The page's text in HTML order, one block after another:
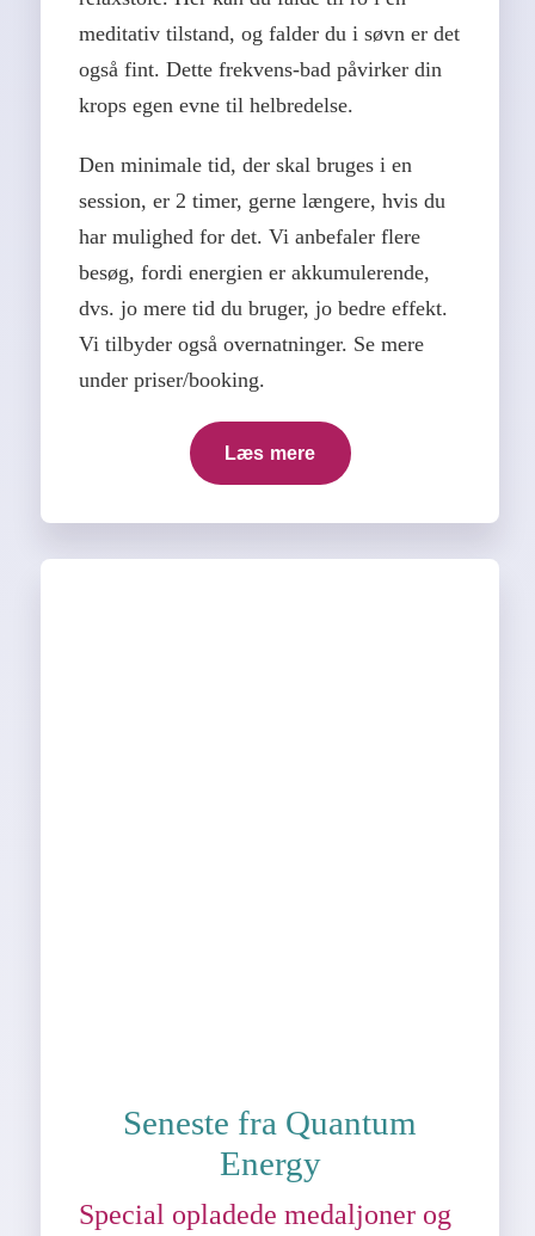
meditativ tilstand, og falder du i søvn er det
også fint. Dette frekvens-bad påvirker din
krops egen evne til helbredelse.
Den minimale tid, der skal bruges i en
session, er 2 timer, gerne længere, hvis du
har mulighed for det. Vi anbefaler flere
besøg, fordi energien er akkumulerende,
dvs. jo mere tid du bruger, jo bedre effekt.
Vi tilbyder også overnatninger. Se mere
under priser/booking.
Læs mere
Seneste fra Quantum
Energy
Special opladede medaljoner og